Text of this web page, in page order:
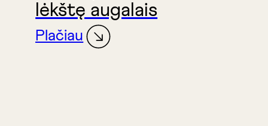
lėkštę augalais
Plačiau